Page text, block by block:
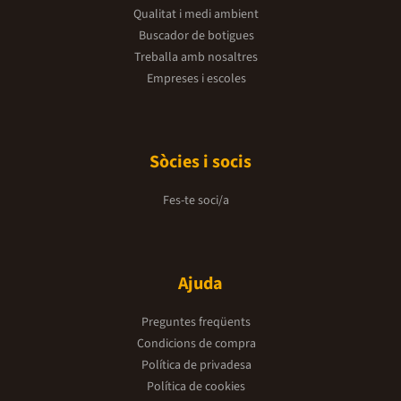
Qualitat i medi ambient
Buscador de botigues
Treballa amb nosaltres
Empreses i escoles
Sòcies i socis
Fes-te soci/a
Ajuda
Preguntes freqüents
Condicions de compra
Política de privadesa
Política de cookies